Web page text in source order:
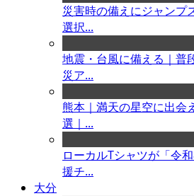
災害時の備えにジャンプ
選択...
地震・台風に備える｜普
災ア...
熊本｜満天の星空に出会
選｜...
ローカルTシャツが「令
援チ...
大分